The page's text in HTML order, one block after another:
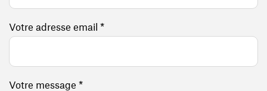
Votre adresse email *
Votre message *